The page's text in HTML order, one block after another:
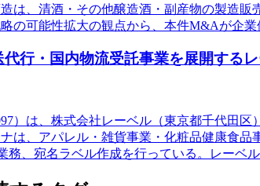
は、清酒・その他醸造酒・副産物の製造
の可能性拡大の観点から、本件M&Aが企業
行・国内物流受託事業を展開する
）は、株式会社レーベル（東京都千代田
は、アパレル・雑貨事業・化粧品健康食
務、宛名ラベル作成を行っている。レーベル